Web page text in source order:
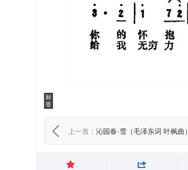
标
签
上一首： 沁园春·雪（毛泽东词 叶枫曲）